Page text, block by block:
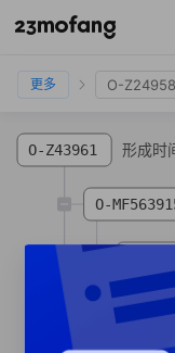
O-F852
更多 O-Z24958
O-Z43961 形成时
O-